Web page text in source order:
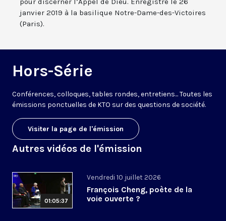
janvier 2019 à la basilique Notre-Dame-des-Victoires
(Paris).
Hors-Série
Conférences, colloques, tables rondes, entretiens... Toutes les
émissions ponctuelles de KTO sur des questions de société.
Visiter la page de l'émission
Autres vidéos de l'émission
01:05:37
Vendredi 10 juillet 2026
François Cheng, poète de la
voie ouverte ?